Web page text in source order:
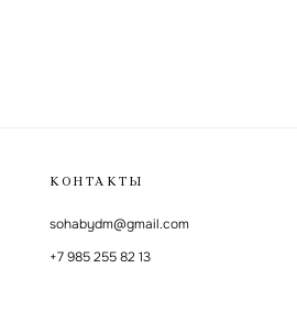
КОНТАКТЫ
sohabydm@gmail.com
+7 985 255 82 13